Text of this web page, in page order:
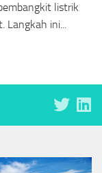
listrik
Langkah ini...